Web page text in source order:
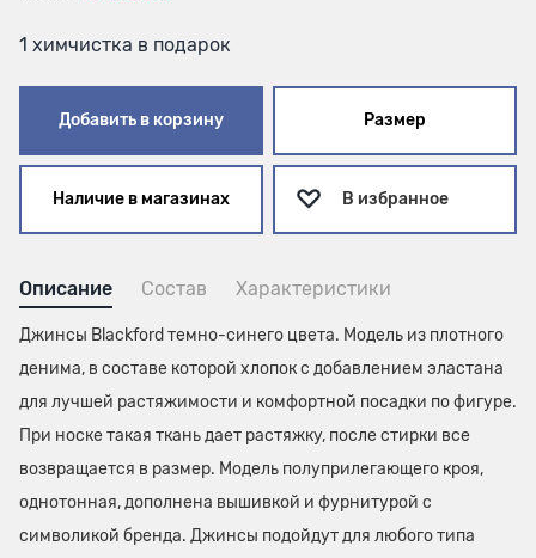
1 химчистка в подарок
Добавить в корзину Размер
Наличие в магазинах В избранное
Описание Состав Характеристики
Джинсы Blackford темно-синего цвета. Модель из плотного
денима, в составе которой хлопок с добавлением эластана
для лучшей растяжимости и комфортной посадки по фигуре.
При носке такая ткань дает растяжку, после стирки все
возвращается в размер. Модель полуприлегающего кроя,
однотонная, дополнена вышивкой и фурнитурой с
символикой бренда. Джинсы подойдут для любого типа